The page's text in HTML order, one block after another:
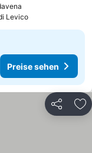
Levico
Preise sehen
Teilen